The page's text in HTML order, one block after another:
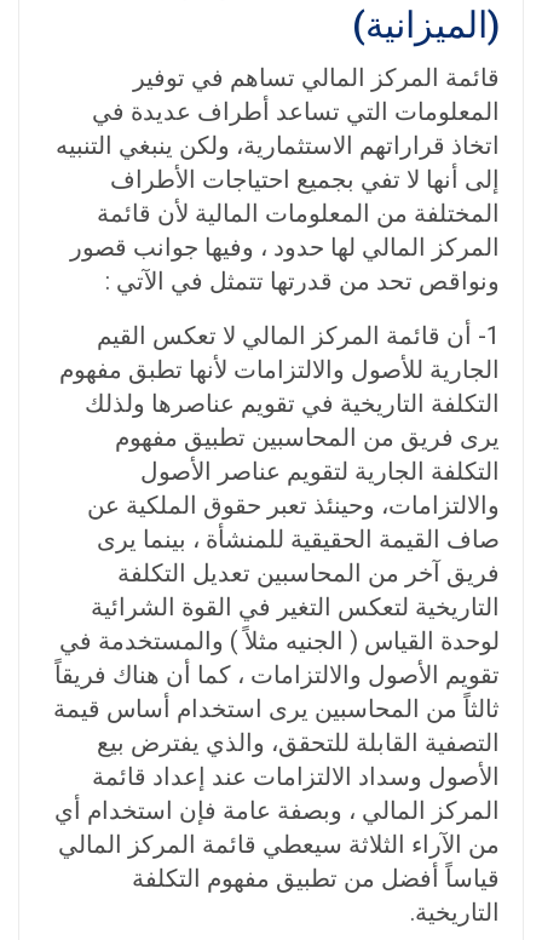
(الميزانية)
قائمة المركز المالي تساهم في توفير
المعلومات التي تساعد أطراف عديدة في
اتخاذ قراراتهم الاستثمارية، ولكن ينبغي التنبيه
إلى أنها لا تفي بجميع احتياجات الأطراف
المختلفة من المعلومات المالية لأن قائمة
المركز المالي لها حدود ، وفيها جوانب قصور
ونواقص تحد من قدرتها تتمثل في الآتي :
1- أن قائمة المركز المالي لا تعكس القيم
الجارية للأصول والالتزامات لأنها تطبق مفهوم
التكلفة التاريخية في تقويم عناصرها ولذلك
يرى فريق من المحاسبين تطبيق مفهوم
التكلفة الجارية لتقويم عناصر الأصول
والالتزامات، وحينئذ تعبر حقوق الملكية عن
صاف القيمة الحقيقية للمنشأة ، بينما يرى
فريق آخر من المحاسبين تعديل التكلفة
التاريخية لتعكس التغير في القوة الشرائية
لوحدة القياس ( الجنيه مثلاً ) والمستخدمة في
تقويم الأصول والالتزامات ، كما أن هناك فريقاً
ثالثاً من المحاسبين يرى استخدام أساس قيمة
التصفية القابلة للتحقق، والذي يفترض بيع
الأصول وسداد الالتزامات عند إعداد قائمة
المركز المالي ، وبصفة عامة فإن استخدام أي
من الآراء الثلاثة سيعطي قائمة المركز المالي
قياساً أفضل من تطبيق مفهوم التكلفة
التاريخية.